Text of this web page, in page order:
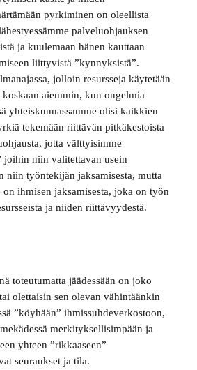
pyrkiminen on oleellista
palveluohjauksen
ja kuulemaan hänen kauttaan
liittyvistä ”kynnyksistä”.
jolloin resursseja käytetään
aiemmin, kun ongelmia
yhteiskunnassamme olisi kaikkien
tekemään riittävän pitkäkestoista
jotta välttyisimme
joihin niin valitettavan usein
niin työntekijän jaksamisesta, mutta
ihmisen jaksamisesta, joka on työn
ja niiden riittävyydestä.
toteutumatta jäädessään on joko
olettaisin sen olevan vähintäänkin
”köyhään” ihmissuhdeverkostoon,
merkityksellisimpään ja
yhteen ”rikkaaseen”
seuraukset ja tila.